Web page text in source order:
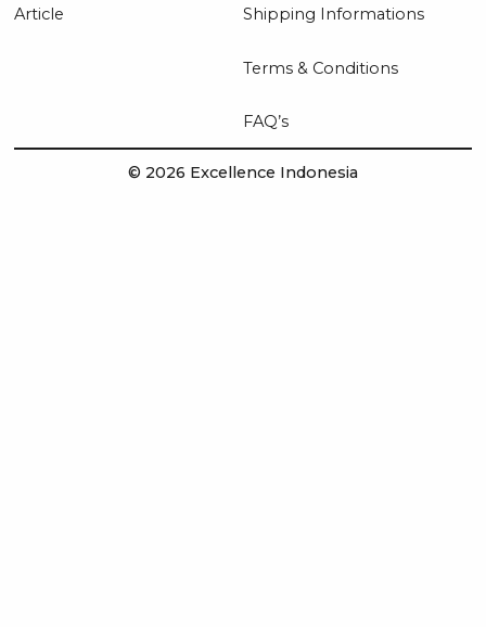
Article Shipping Informations
Terms & Conditions
FAQ’s
© 2026 Excellence Indonesia